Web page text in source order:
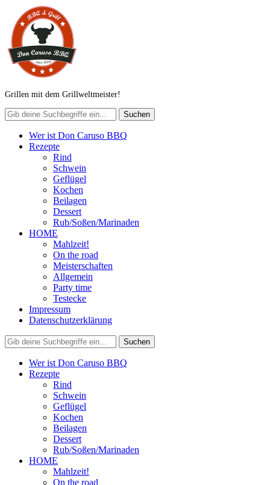
Grillen mit dem Grillweltmeister!
Wer ist Don Caruso BBQ
Rezepte
Rind
Schwein
Geflügel
Kochen
Beilagen
Dessert
Rub/Soßen/Marinaden
HOME
Mahlzeit!
On the road
Meisterschaften
Allgemein
Party time
Testecke
Impressum
Datenschutzerklärung
Wer ist Don Caruso BBQ
Rezepte
Rind
Schwein
Geflügel
Kochen
Beilagen
Dessert
Rub/Soßen/Marinaden
HOME
Mahlzeit!
On the road